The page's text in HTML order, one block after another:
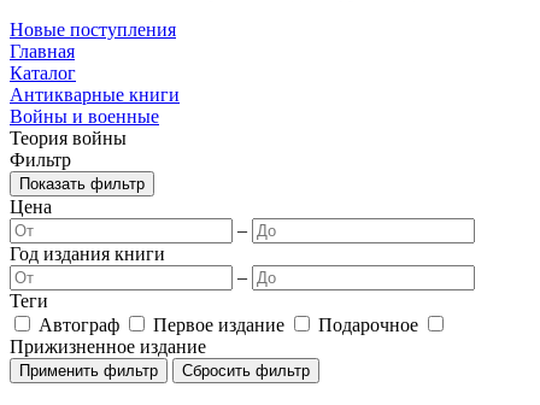
Новые поступления
Главная
Каталог
Антикварные книги
Войны и военные
Теория войны
Фильтр
Показать фильтр
Цена
–
Год издания книги
–
Теги
Автограф
Первое издание
Подарочное
Прижизненное издание